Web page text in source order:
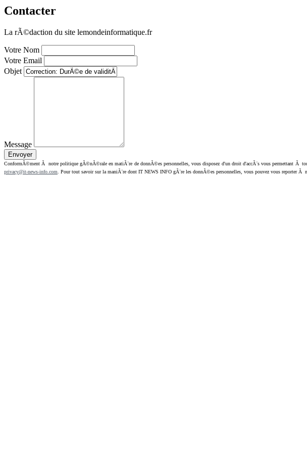
Contacter
La rÃ©daction du site lemondeinformatique.fr
Votre Nom
Votre Email
Objet
Message
ConformÃ©ment Ã notre politique gÃ©nÃ©rale en matiÃ¨re de donnÃ©es personnelles, vous disposez d'un droit d'accÃ¨s vous permettant Ã
privacy@it-news-info.com . Pour tout savoir sur la maniÃ¨re dont IT NEWS INFO gÃ¨re les donnÃ©es personnelles, vous pouvez vous reporter Ã